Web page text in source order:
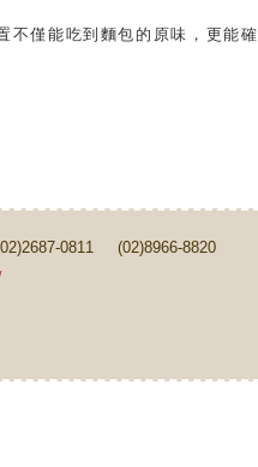
不僅能吃到麵包的原味，更能確
0811 (02)8966-8820